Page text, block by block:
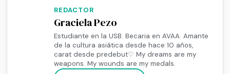
REDACTOR
Graciela Pezo
Estudiante en la USB. Becaria en AVAA. Amante
de la cultura asiática desde hace 10 años,
carat desde predebut♡ My dreams are my
weapons. My wounds are my medals.